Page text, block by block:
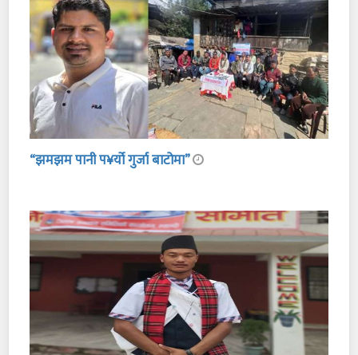
“झमझम पानी प¥र्यो गुर्जा बाटोमा”